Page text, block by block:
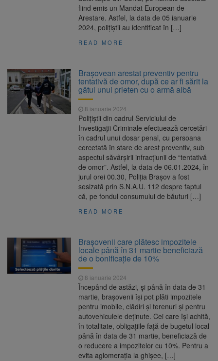
fiind emis un Mandat European de
Arestare. Astfel, la data de 05 ianuarie
2024, polițiștii au identificat în […]
READ MORE
Brașovean arestat preventiv pentru
tentativă de omor, după ce ar fi sărit la
gâtul unui prieten cu o armă albă
8 ianuarie 2024
Polițiștii din cadrul Serviciului de
Investigații Criminale efectuează cercetări
în cadrul unui dosar penal, cu persoana
cercetată în stare de arest preventiv, sub
aspectul săvârșirii infracțiunii de “tentativă
de omor”. Astfel, la data de 06.01.2024, în
jurul orei 00.30, Poliția Brașov a fost
sesizată prin S.N.A.U. 112 despre faptul
că, pe fondul consumului de băuturi […]
READ MORE
Brașovenii care plătesc impozitele
locale până în 31 martie beneficiază
de o bonificație de 10%
8 ianuarie 2024
Începând de astăzi, și până în data de 31
martie, brașovenii își pot plăti impozitele
pentru imobile, clădiri și terenuri și pentru
autovehiculele deținute. Cei care își achită,
în totalitate, obligațiile față de bugetul local
până în data de 31 martie, beneficiază de
o reducere a impozitelor cu 10%. Pentru a
evita aglomerația la ghișee, […]